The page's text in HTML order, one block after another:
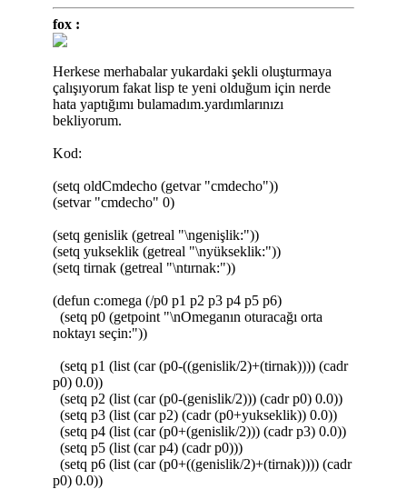
fox :
Herkese merhabalar yukardaki şekli oluşturmaya
çalışıyorum fakat lisp te yeni olduğum için nerde
hata yaptığımı bulamadım.yardımlarınızı
bekliyorum.
Kod:
(setq oldCmdecho (getvar "cmdecho"))
(setvar "cmdecho" 0)
(setq genislik (getreal "\ngenişlik:"))
(setq yukseklik (getreal "\nyükseklik:"))
(setq tirnak (getreal "\ntırnak:"))
(defun c:omega (/p0 p1 p2 p3 p4 p5 p6)
(setq p0 (getpoint "\nOmeganın oturacağı orta
noktayı seçin:"))
(setq p1 (list (car (p0-((genislik/2)+(tirnak)))) (cadr
p0) 0.0))
(setq p2 (list (car (p0-(genislik/2))) (cadr p0) 0.0))
(setq p3 (list (car p2) (cadr (p0+yukseklik)) 0.0))
(setq p4 (list (car (p0+(genislik/2))) (cadr p3) 0.0))
(setq p5 (list (car p4) (cadr p0)))
(setq p6 (list (car (p0+((genislik/2)+(tirnak)))) (cadr
p0) 0.0))